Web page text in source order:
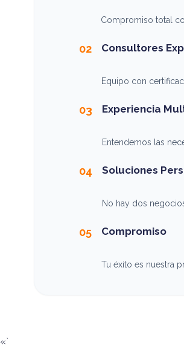
Compromiso total
02 Consultores
Equipo con
03 Experiencia
Entendemos las
04 Soluciones
No hay dos
05 Compromiso
Tu éxito es nuestra
«`